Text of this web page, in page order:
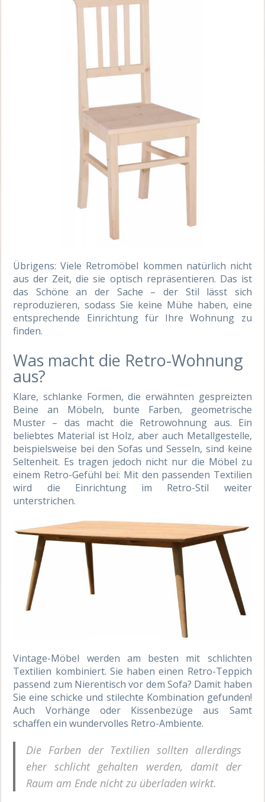
Übrigens: Viele Retromöbel kommen natürlich nicht
aus der Zeit, die sie optisch repräsentieren. Das ist
das Schöne an der Sache – der Stil lässt sich
reproduzieren, sodass Sie keine Mühe haben, eine
entsprechende Einrichtung für Ihre Wohnung zu
finden.
Was macht die Retro-Wohnung
aus?
Klare, schlanke Formen, die erwähnten gespreizten
Beine an Möbeln, bunte Farben, geometrische
Muster – das macht die Retrowohnung aus. Ein
beliebtes Material ist Holz, aber auch Metallgestelle,
beispielsweise bei den Sofas und Sesseln, sind keine
Seltenheit. Es tragen jedoch nicht nur die Möbel zu
einem Retro-Gefühl bei: Mit den passenden Textilien
wird die Einrichtung im Retro-Stil weiter
unterstrichen.
Vintage-Möbel werden am besten mit schlichten
Textilien kombiniert. Sie haben einen Retro-Teppich
passend zum Nierentisch vor dem Sofa? Damit haben
Sie eine schicke und stilechte Kombination gefunden!
Auch Vorhänge oder Kissenbezüge aus Samt
schaffen ein wundervolles Retro-Ambiente.
Die Farben der Textilien sollten allerdings
eher schlicht gehalten werden, damit der
Raum am Ende nicht zu überladen wirkt.